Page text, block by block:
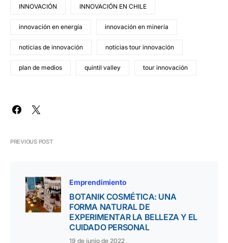
INNOVACIÓN INNOVACIÓN EN CHILE
innovación en energía innovación en minería
noticias de innovación noticias tour innovación
plan de medios quintil valley tour innovación
PREVIOUS POST
Emprendimiento
BOTANIK COSMÉTICA: UNA
FORMA NATURAL DE
EXPERIMENTAR LA BELLEZA Y EL
CUIDADO PERSONAL
19 de junio de 2022